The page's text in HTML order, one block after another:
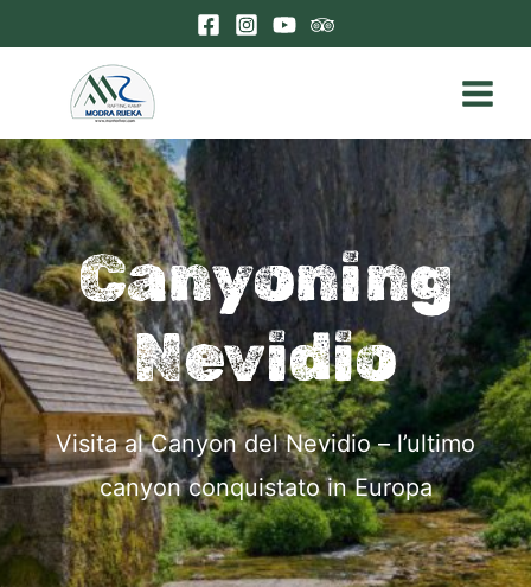
Main
Menu
Canyoning
Nevidio
Visita al Canyon del Nevidio – l’ultimo
canyon conquistato in Europa